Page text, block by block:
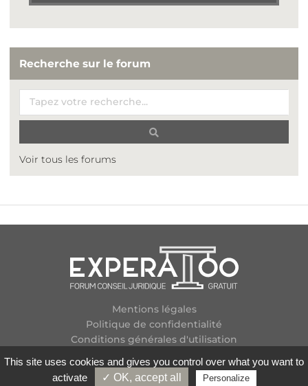
Recherche sur le forum
Voir tous les forums
Mentions légales
Politique de confidentialité
Conditions générales d'utilisation
Contactez-nous
This site uses cookies and gives you control over what you want to
activate
✓ OK, accept all Personalize